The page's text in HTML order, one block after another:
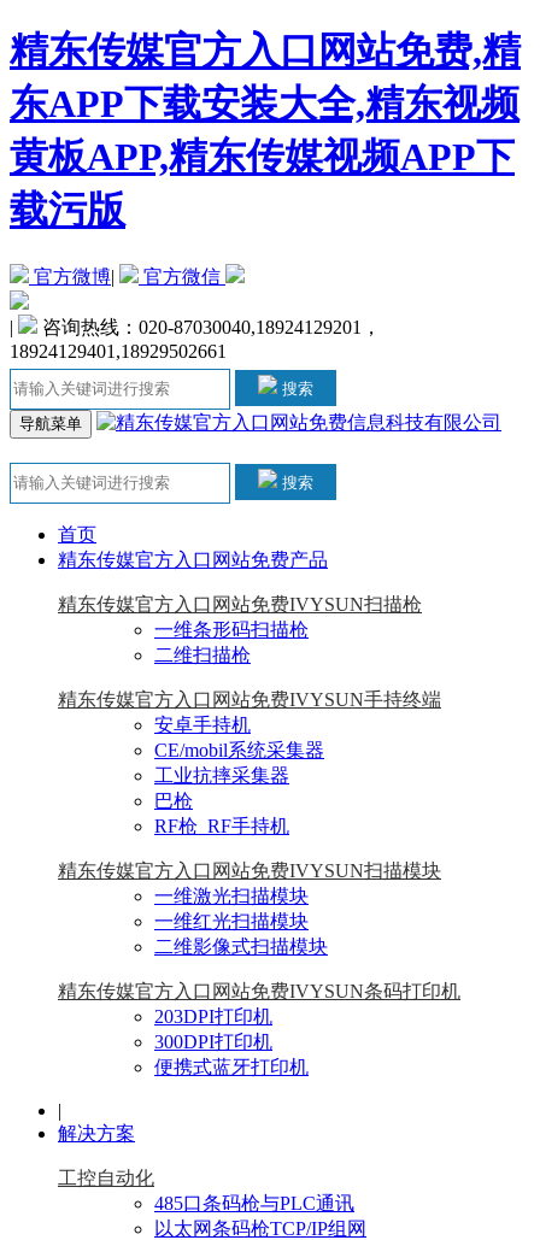
精东传媒官方入口网站免费,精
东APP下载安装大全,精东视频
黄板APP,精东传媒视频APP下
载污版
官方微博| 官方微信
|
咨询热线：020-87030040,18924129201，
18924129401,18929502661
搜索
导航菜单
搜索
首页
精东传媒官方入口网站免费产品
精东传媒官方入口网站免费IVYSUN扫描枪
一维条形码扫描枪
二维扫描枪
精东传媒官方入口网站免费IVYSUN手持终端
安卓手持机
CE/mobil系统采集器
工业抗摔采集器
巴枪
RF枪_RF手持机
精东传媒官方入口网站免费IVYSUN扫描模块
一维激光扫描模块
一维红光扫描模块
二维影像式扫描模块
精东传媒官方入口网站免费IVYSUN条码打印机
203DPI打印机
300DPI打印机
便携式蓝牙打印机
|
解决方案
工控自动化
485口条码枪与PLC通讯
以太网条码枪TCP/IP组网